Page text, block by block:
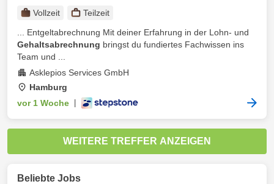
Vollzeit
Teilzeit
... Entgeltabrechnung Mit deiner Erfahrung in der Lohn- und
Gehaltsabrechnung bringst du fundiertes Fachwissen ins
Team und ...
Asklepios Services GmbH
Hamburg
vor 1 Woche
WEITERE TREFFER ANZEIGEN
Beliebte Jobs